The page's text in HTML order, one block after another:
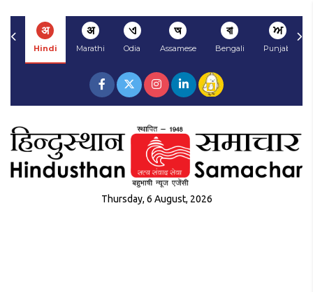
अ
Hindi
अ
Marathi
ଏ
Odia
অ
Assamese
বা
Bengali
ਅ
Punjabi
Thursday, 6 August, 2026